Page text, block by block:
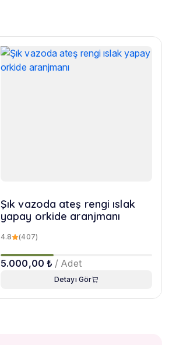
Şık vazoda ateş rengi ıslak
yapay orkide aranjmanı
4.8 (407)
5.000,00 ₺ / Adet
Detayı Gör